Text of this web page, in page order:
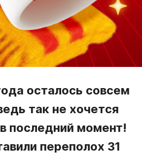
осталось совсем
так не хочется
последний момент!
переполох 31